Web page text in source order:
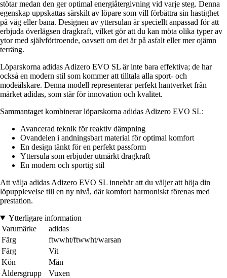
stötar medan den ger optimal energiåtergivning vid varje steg. Denna
egenskap uppskattas särskilt av löpare som vill förbättra sin hastighet
på väg eller bana. Designen av yttersulan är speciellt anpassad för att
erbjuda överlägsen dragkraft, vilket gör att du kan möta olika typer av
ytor med självförtroende, oavsett om det är på asfalt eller mer ojämn
terräng.
Löparskorna adidas Adizero EVO SL är inte bara effektiva; de har
också en modern stil som kommer att tilltala alla sport- och
modeälskare. Denna modell representerar perfekt hantverket från
märket adidas, som står för innovation och kvalitet.
Sammantaget kombinerar löparskorna adidas Adizero EVO SL:
Avancerad teknik för reaktiv dämpning
Ovandelen i andningsbart material för optimal komfort
En design tänkt för en perfekt passform
Yttersula som erbjuder utmärkt dragkraft
En modern och sportig stil
Att välja adidas Adizero EVO SL innebär att du väljer att höja din
löpupplevelse till en ny nivå, där komfort harmoniskt förenas med
prestation.
Ytterligare information
Varumärke
adidas
Färg
ftwwht/ftwwht/warsan
Färg
Vit
Kön
Män
Åldersgrupp
Vuxen